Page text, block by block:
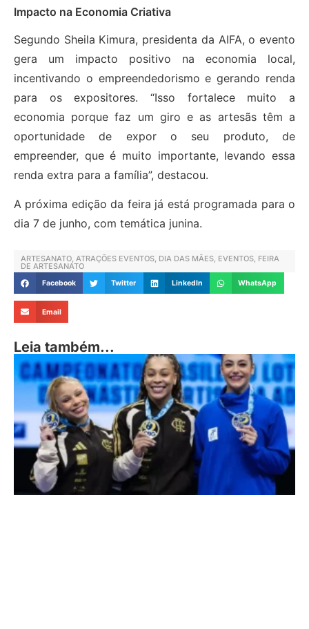
Impacto na Economia Criativa
Segundo Sheila Kimura, presidenta da AIFA, o evento
gera um impacto positivo na economia local,
incentivando o empreendedorismo e gerando renda
para os expositores. “Isso fortalece muito a
economia porque faz um giro e as artesãs têm a
oportunidade de expor o seu produto, de
empreender, que é muito importante, levando essa
renda extra para a família”, destacou.
A próxima edição da feira já está programada para o
dia 7 de junho, com temática junina.
ARTESANATO, ATRAÇÕES EVENTOS, DIA DAS MÃES, EVENTOS, FEIRA
DE ARTESANATO
Facebook Twitter LinkedIn WhatsApp
Email
Leia também...